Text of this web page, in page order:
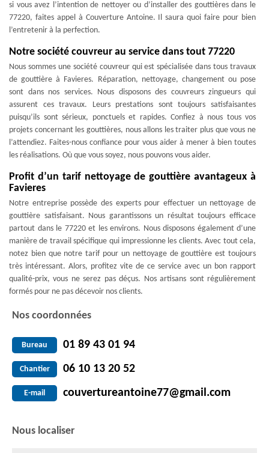
si vous avez l’intention de nettoyer ou d’installer des gouttières dans le
77220, faites appel à Couverture Antoine. Il saura quoi faire pour bien
l’entretenir à la perfection.
Notre société couvreur au service dans tout 77220
Nous sommes une société couvreur qui est spécialisée dans tous travaux
de gouttière à Favieres. Réparation, nettoyage, changement ou pose
sont dans nos services. Nous disposons des couvreurs zingueurs qui
assurent ces travaux. Leurs prestations sont toujours satisfaisantes
puisqu’ils sont sérieux, ponctuels et rapides. Confiez à nous tous vos
projets concernant les gouttières, nous allons les traiter plus que vous ne
l’attendiez. Faites-nous confiance pour vous aider à mener à bien toutes
les réalisations. Où que vous soyez, nous pouvons vous aider.
Profit d’un tarif nettoyage de gouttière avantageux à
Favieres
Notre entreprise possède des experts pour effectuer un nettoyage de
gouttière satisfaisant. Nous garantissons un résultat toujours efficace
partout dans le 77220 et les environs. Nous disposons également d’une
manière de travail spécifique qui impressionne les clients. Avec tout cela,
notez bien que notre tarif pour un nettoyage de gouttière est toujours
très intéressant. Alors, profitez vite de ce service avec un bon rapport
qualité-prix, vous ne serez pas déçus. Nos artisans sont régulièrement
formés pour ne pas décevoir nos clients.
Nos coordonnées
Bureau 01 89 43 01 94
Chantier 06 10 13 20 52
E-mail couvertureantoine77@gmail.com
Nous localiser